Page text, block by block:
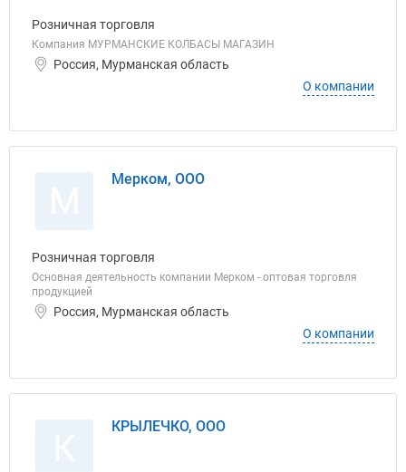
Розничная торговля
Компания МУРМАНСКИЕ КОЛБАСЫ МАГАЗИН
Россия, Мурманская область
О компании
Мерком, ООО
Розничная торговля
Основная деятельность компании Мерком - оптовая торговля
продукцией
Россия, Мурманская область
О компании
КРЫЛЕЧКО, ООО